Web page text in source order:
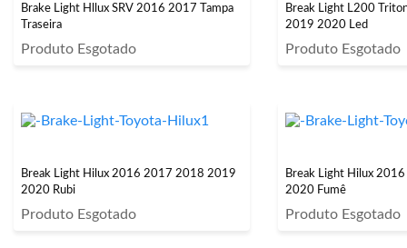
Brake Light Hllux SRV 2016 2017 Tampa
Traseira
Produto Esgotado
Break Light L200
2019 2020 Led
Produto Esgotado
Break Light Hilux 2016 2017 2018 2019
2020 Rubi
Produto Esgotado
Break Light Hilux
2020 Fumê
Produto Esgotado